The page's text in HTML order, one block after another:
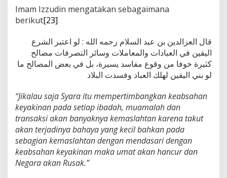
Imam Izzudin mengatakan sebagaimana
berikut[23]
قال العزالدين بن عبد السلام رحمه الله : لو اعتبر الشرع
اليقين في العبادات والمعاملات وسائر التصرفات مصالح
كثيرة خوفا من وقوع مفاسد يسيرة، بل في بعض المصالح ما
لو بني اليقين لهلك العباد وفسدت البلاد
“Jikalau saja Syara itu mempertimbangkan keabsahan
keyakinan pada setiap ibadah, muamalah dan
transaksi akan banyaknya kemaslahtan karena takut
akan terjadinya bahaya yang kecil bahkan pada
sebagian kemaslahtan dengan mendasari dengan
keabsahan keyakinan maka umat akan hancur dan
Negara akan Rusak.”